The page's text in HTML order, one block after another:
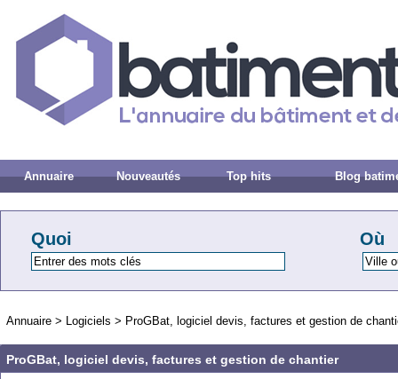
Annuaire Nouveautés Top hits Blog
Quoi Où
Annuaire > Logiciels > ProGBat, logiciel devis, factures et gestion de
ProGBat, logiciel devis, factures et gestion de chantier